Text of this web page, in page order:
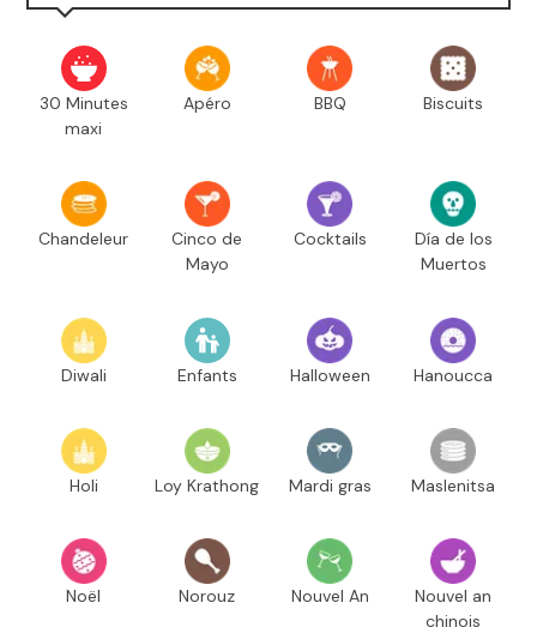
30 Minutes
maxi
Apéro BBQ Biscuits
Chandeleur
Cinco de
Mayo
Cocktails
Día de los
Muertos
Diwali Enfants Halloween Hanoucca
Holi Loy Krathong Mardi gras Maslenitsa
Noël Norouz Nouvel An
Nouvel an
chinois